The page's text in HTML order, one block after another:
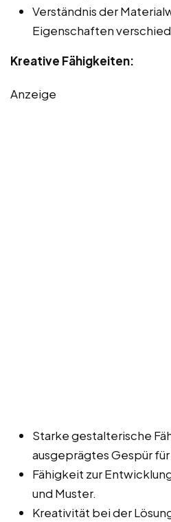
Verständnis der
Eigenschaften
Kreative Fähigkeiten:
Anzeige
Starke gestalterische
ausgeprägtes Gespür
Fähigkeit zur
und Muster.
Kreativität bei der